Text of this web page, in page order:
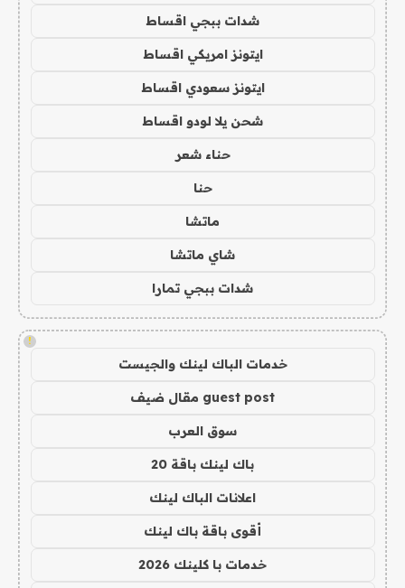
شدات ببجي اقساط
ايتونز امريكي اقساط
ايتونز سعودي اقساط
شحن يلا لودو اقساط
حناء شعر
حنا
ماتشا
شاي ماتشا
شدات ببجي تمارا
!
خدمات الباك لينك والجيست
guest post مقال ضيف
سوق العرب
باك لينك باقة 20
اعلانات الباك لينك
أقوى باقة باك لينك
خدمات با كلينك 2026